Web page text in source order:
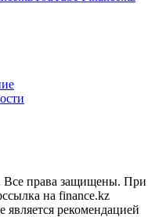
права защищены. При
на finance.kz
является рекомендацией